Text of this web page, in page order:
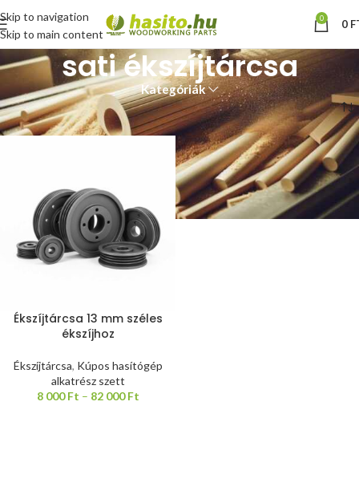
Skip to navigation
Skip to main content
0 0
sati ékszíjtárcsa
Kategóriák
Kezdőlap “sati ékszíjtárcsa” címkével rendelkező termékek
Ékszíjtárcsa 13 mm széles
ékszíjhoz
Ékszíjtárcsa, Kúpos hasítógép
alkatrész szett
8 000Ft – 82 000Ft